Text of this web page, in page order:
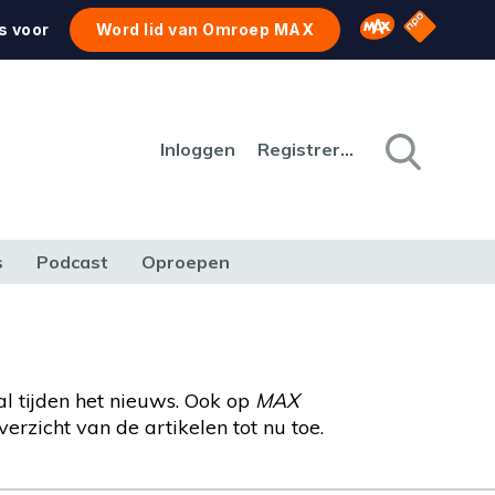
voor Word lid van Omroep MAX Omroep MAX
NPO
Inloggen Registreren
Podcast Oproepen
tijden het nieuws. Ook op MAX
van de artikelen tot nu toe.